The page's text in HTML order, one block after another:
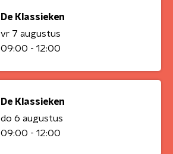
De Klassieken
vr 7 augustus
09:00 - 12:00
De Klassieken
do 6 augustus
09:00 - 12:00